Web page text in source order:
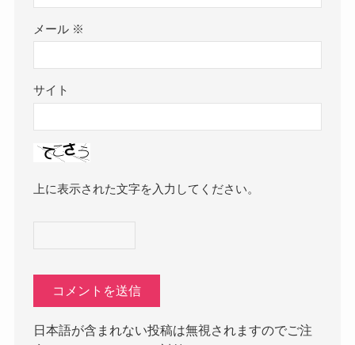
メール ※
サイト
上に表示された文字を入力してください。
日本語が含まれない投稿は無視されますのでご注